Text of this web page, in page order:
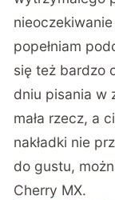
popełniam
się też bardzo
dniu pisania w
mała rzecz, a
nakładki nie
do gustu,
Cherry MX.